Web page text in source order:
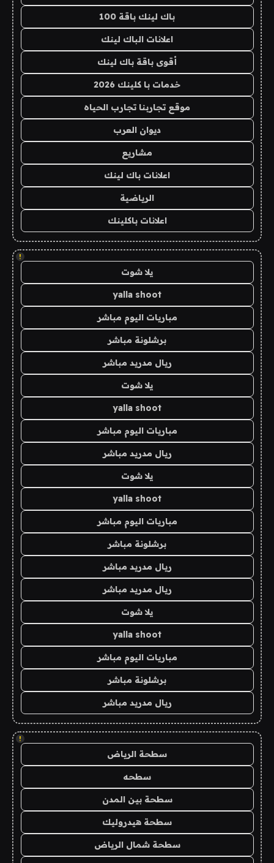
باك لينك باقة 100
اعلانات الباك لينك
أقوى باقة باك لينك
خدمات با كلينك 2026
موقع تجاربنا تجارب الحياه
ديوان العرب
مشاريع
اعلانات باك لينك
الرياضية
اعلانات باكلينك
!
يلا شوت
yalla shoot
مباريات اليوم مباشر
برشلونة مباشر
ريال مدريد مباشر
يلا شوت
yalla shoot
مباريات اليوم مباشر
ريال مدريد مباشر
يلا شوت
yalla shoot
مباريات اليوم مباشر
برشلونة مباشر
ريال مدريد مباشر
ريال مدريد مباشر
يلا شوت
yalla shoot
مباريات اليوم مباشر
برشلونة مباشر
ريال مدريد مباشر
!
سطحة الرياض
سطحه
سطحة بين المدن
سطحة هيدروليك
سطحة شمال الرياض